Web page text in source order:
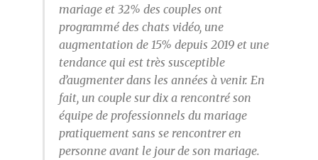
mariage et 32% des couples ont
programmé des chats vidéo, une
augmentation de 15% depuis 2019 et une
tendance qui est très susceptible
d’augmenter dans les années à venir. En
fait, un couple sur dix a rencontré son
équipe de professionnels du mariage
pratiquement sans se rencontrer en
personne avant le jour de son mariage.